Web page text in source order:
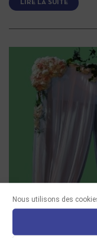
Nous utilisons des
LIRE LA SUITE